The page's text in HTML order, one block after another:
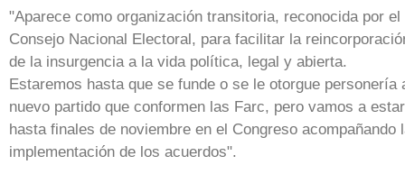
"Aparece como organización transitoria, reconocida por el
Consejo Nacional Electoral, para facilitar la
de la insurgencia a la vida política, legal y abierta.
Estaremos hasta que se funde o se le otorgue personería
nuevo partido que conformen las Farc, pero vamos a estar
hasta finales de noviembre en el Congreso acompañando
implementación de los acuerdos".